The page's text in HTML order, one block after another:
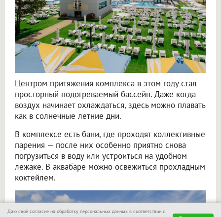
Центром притяжения комплекса в этом году стал
просторный подогреваемый бассейн. Даже когда
воздух начинает охлаждаться, здесь можно плавать
как в солнечные летние дни.
В комплексе есть бани, где проходят коллективные
парения — после них особенно приятно снова
погрузиться в воду или устроиться на удобном
лежаке. В аквабаре можно освежиться прохладным
коктейлем.
Даю своё согласие на обработку персональных данных в соответствии с